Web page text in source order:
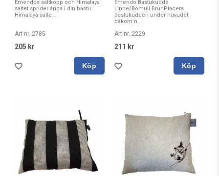
Emendos saltkopp och Himalaya
saltet sprider ånga i din bastu.
Himalaya salte...
Art nr. 2785
205 kr
Köp
Emendo Bastukudde
Linne/Bomull BrunPlacera
bastukudden under huvudet,
bakom n...
Art nr. 2229
211 kr
Köp